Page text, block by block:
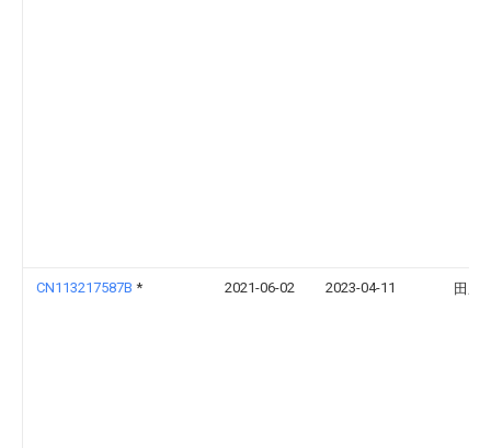
CN113217587B * 2021-06-02 2023-04-11 田应